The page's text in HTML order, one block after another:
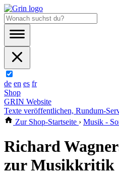
de en es fr
Shop
GRIN Website
Texte veröffentlichen, Rundum-
Zur Shop-Startseite › Musik -
Richard
zur Musikkritik